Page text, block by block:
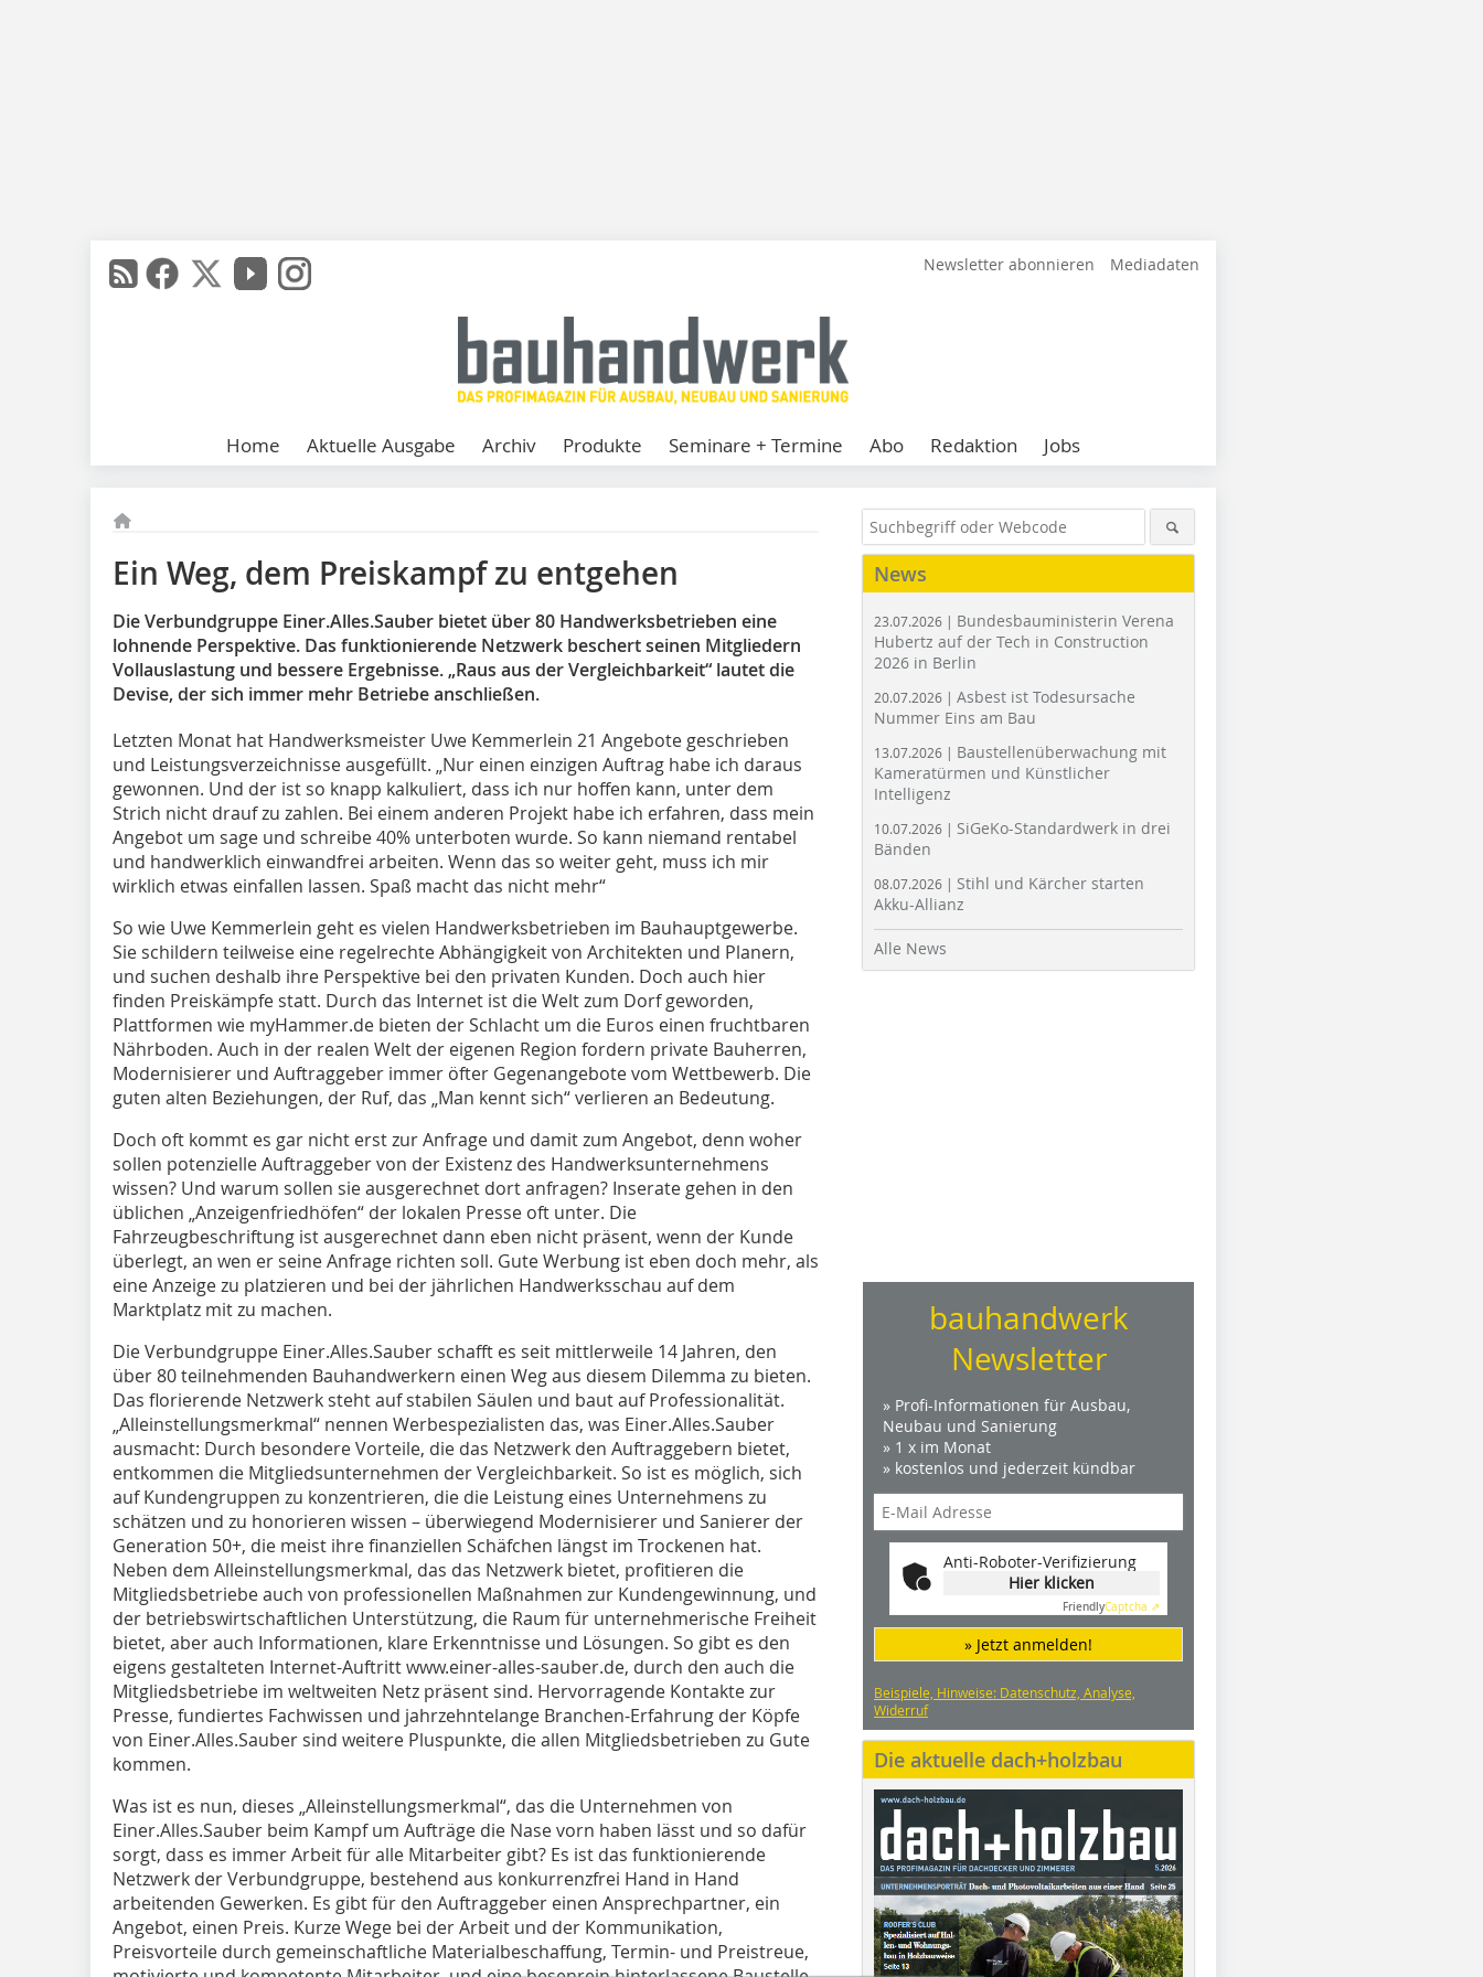
Newsletter abonnieren Mediadaten
Home Aktuelle Ausgabe Archiv Produkte Seminare + Termine Abo Redaktion Jobs
Ein Weg, dem Preiskampf zu entgehen
Die Verbundgruppe Einer.Alles.Sauber bietet über 80 Handwerksbetrieben eine
lohnende Perspektive. Das funktionierende Netzwerk beschert seinen Mitgliedern
Vollauslastung und bessere Ergebnisse. „Raus aus der Vergleichbarkeit“ lautet die
Devise, der sich immer mehr Betriebe anschließen.
Letzten Monat hat Handwerksmeister Uwe Kemmerlein 21 Angebote geschrieben
und Leistungsverzeichnisse ausgefüllt. „Nur einen einzigen Auftrag habe ich daraus
gewonnen. Und der ist so knapp kalkuliert, dass ich nur hoffen kann, unter dem
Strich nicht drauf zu zahlen. Bei einem anderen Projekt habe ich erfahren, dass mein
Angebot um sage und schreibe 40% unterboten wurde. So kann niemand rentabel
und handwerklich einwandfrei arbeiten. Wenn das so weiter geht, muss ich mir
wirklich etwas einfallen lassen. Spaß macht das nicht mehr“
So wie Uwe Kemmerlein geht es vielen Handwerksbetrieben im Bauhauptgewerbe.
Sie schildern teilweise eine regelrechte Abhängigkeit von Architekten und Planern,
und suchen deshalb ihre Perspektive bei den privaten Kunden. Doch auch hier
finden Preiskämpfe statt. Durch das Internet ist die Welt zum Dorf geworden,
Plattformen wie myHammer.de bieten der Schlacht um die Euros einen fruchtbaren
Nährboden. Auch in der realen Welt der eigenen Region fordern private Bauherren,
Modernisierer und Auftraggeber immer öfter Gegenangebote vom Wettbewerb. Die
guten alten Beziehungen, der Ruf, das „Man kennt sich“ verlieren an Bedeutung.
Doch oft kommt es gar nicht erst zur Anfrage und damit zum Angebot, denn woher
sollen potenzielle Auftraggeber von der Existenz des Handwerksunternehmens
wissen? Und warum sollen sie ausgerechnet dort anfragen? Inserate gehen in den
üblichen „Anzeigenfriedhöfen“ der lokalen Presse oft unter. Die
Fahrzeugbeschriftung ist ausgerechnet dann eben nicht präsent, wenn der Kunde
überlegt, an wen er seine Anfrage richten soll. Gute Werbung ist eben doch mehr, als
eine Anzeige zu platzieren und bei der jährlichen Handwerksschau auf dem
Marktplatz mit zu machen.
Die Verbundgruppe Einer.Alles.Sauber schafft es seit mittlerweile 14 Jahren, den
über 80 teilnehmenden Bauhandwerkern einen Weg aus diesem Dilemma zu bieten.
Das florierende Netzwerk steht auf stabilen Säulen und baut auf Professionalität.
„Alleinstellungsmerkmal“ nennen Werbespezialisten das, was Einer.Alles.Sauber
ausmacht: Durch besondere Vorteile, die das Netzwerk den Auftraggebern bietet,
entkommen die Mitgliedsunternehmen der Vergleichbarkeit. So ist es möglich, sich
auf Kundengruppen zu konzentrieren, die die Leistung eines Unternehmens zu
schätzen und zu honorieren wissen – überwiegend Modernisierer und Sanierer der
Generation 50+, die meist ihre finanziellen Schäfchen längst im Trockenen hat.
Neben dem Alleinstellungsmerkmal, das das Netzwerk bietet, profitieren die
Mitgliedsbetriebe auch von professionellen Maßnahmen zur Kundengewinnung, und
der betriebswirtschaftlichen Unterstützung, die Raum für unternehmerische Freiheit
bietet, aber auch Informationen, klare Erkenntnisse und Lösungen. So gibt es den
eigens gestalteten Internet-Auftritt www.einer-alles-sauber.de, durch den auch die
Mitgliedsbetriebe im weltweiten Netz präsent sind. Hervorragende Kontakte zur
Presse, fundiertes Fachwissen und jahrzehntelange Branchen-Erfahrung der Köpfe
von Einer.Alles.Sauber sind weitere Pluspunkte, die allen Mitgliedsbetrieben zu Gute
kommen.
Was ist es nun, dieses „Alleinstellungsmerkmal“, das die Unternehmen von
Einer.Alles.Sauber beim Kampf um Aufträge die Nase vorn haben lässt und so dafür
sorgt, dass es immer Arbeit für alle Mitarbeiter gibt? Es ist das funktionierende
Netzwerk der Verbundgruppe, bestehend aus konkurrenzfrei Hand in Hand
arbeitenden Gewerken. Es gibt für den Auftraggeber einen Ansprechpartner, ein
Angebot, einen Preis. Kurze Wege bei der Arbeit und der Kommunikation,
Preisvorteile durch gemeinschaftliche Materialbeschaffung, Termin- und Preistreue,
News
23.07.2026 | Bundesbauministerin Verena
Hubertz auf der Tech in Construction
2026 in Berlin
20.07.2026 | Asbest ist Todesursache
Nummer Eins am Bau
13.07.2026 | Baustellenüberwachung mit
Kameratürmen und Künstlicher
Intelligenz
10.07.2026 | SiGeKo-Standardwerk in drei
Bänden
08.07.2026 | Stihl und Kärcher starten
Akku-Allianz
Alle News
bauhandwerk
Newsletter
» Profi-Informationen für Ausbau,
Neubau und Sanierung
» 1 x im Monat
» kostenlos und jederzeit kündbar
Anti-Roboter-Verifizierung
Hier klicken
FriendlyCaptcha ⇗
» Jetzt anmelden!
Beispiele, Hinweise: Datenschutz, Analyse,
Widerruf
Die aktuelle dach+holzbau